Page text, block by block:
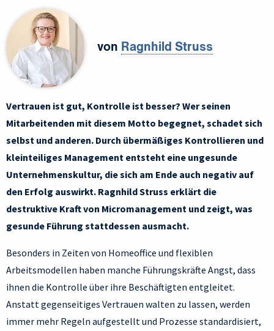
von Ragnhild Struss
Vertrauen ist gut, Kontrolle ist besser? Wer seinen
Mitarbeitenden mit diesem Motto begegnet, schadet sich
selbst und anderen. Durch übermäßiges Kontrollieren und
kleinteiliges Management entsteht eine ungesunde
Unternehmenskultur, die sich am Ende auch negativ auf
den Erfolg auswirkt. Ragnhild Struss erklärt die
destruktive Kraft von Micromanagement und zeigt, was
gesunde Führung stattdessen ausmacht.
Besonders in Zeiten von Homeoffice und flexiblen
Arbeitsmodellen haben manche Führungskräfte Angst, dass
ihnen die Kontrolle über ihre Beschäftigten entgleitet.
Anstatt gegenseitiges Vertrauen walten zu lassen, werden
immer mehr Regeln aufgestellt und Prozesse standardisiert,